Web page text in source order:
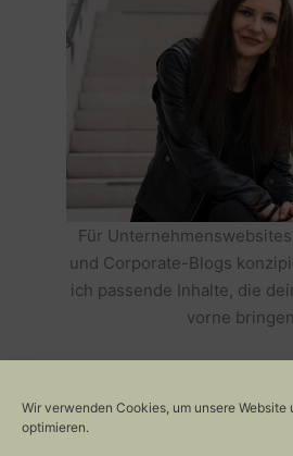
Wir verwenden Cookies, um unsere Website
optimieren.
Für
und Corporate-Blogs
ich passende Inhalte, die
vorne
ERFOLGREICH